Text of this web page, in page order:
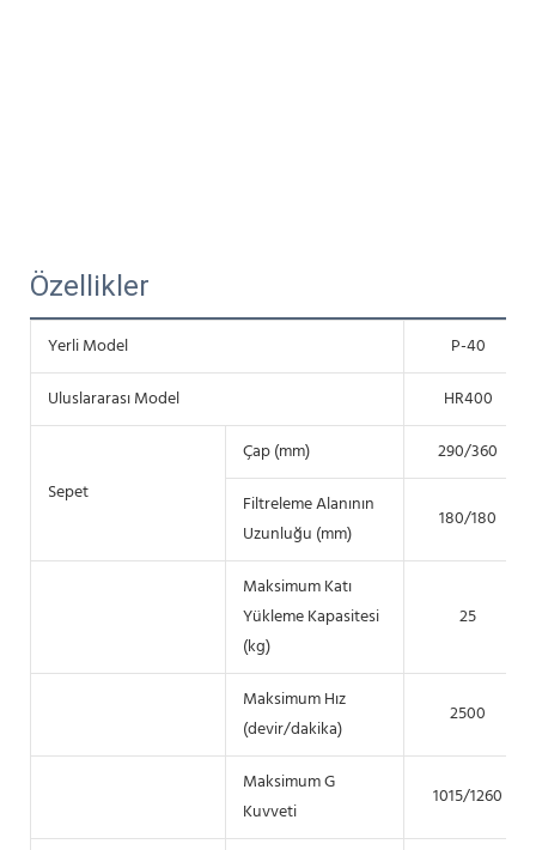
Özellikler
Yerli Model
P-40
Uluslararası Model
HR400
Sepet
Çap (mm)
290/360
Filtreleme Alanının
Uzunluğu (mm)
180/180
Maksimum Katı
Yükleme Kapasitesi
(kg)
25
Maksimum Hız
(devir/dakika)
2500
Maksimum G
Kuvveti
1015/1260